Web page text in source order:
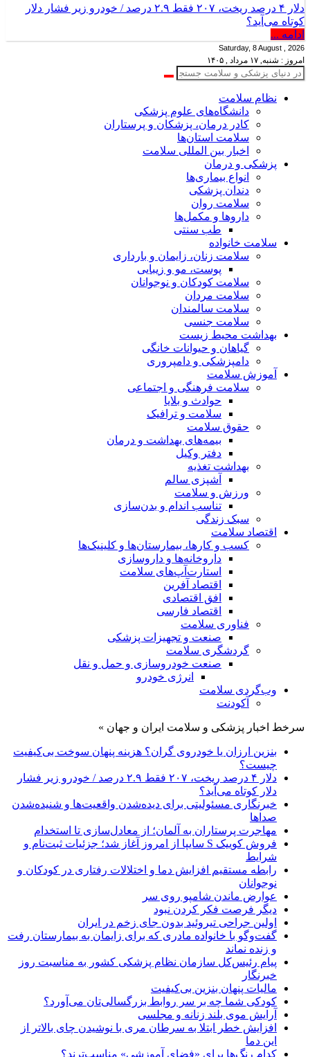
دلار ۴ درصد ریخت، ۲۰۷ فقط ۲.۹ درصد / خودرو زیر فشار دلار
کوتاه می‌آید؟
ادامه ...
Saturday, 8 August , 2026
امروز : شنبه, ۱۷ مرداد , ۱۴۰۵
نظام سلامت
دانشگاه‌های علوم پزشکی
کادر درمان، پزشکان و پرستاران
سلامت استان‌ها
اخبار بین المللی سلامت
پزشکی و درمان
انواع بیماری‌ها
دندان پزشکی
سلامت روان
داروها و مکمل‌ها
طب سنتی
سلامت خانواده
سلامت زنان، زایمان و بارداری
پوست، مو و زیبایی
سلامت کودکان و نوجوانان
سلامت مردان
سلامت سالمندان
سلامت جنسی
بهداشت محیط زیست
گیاهان و حیوانات خانگی
دامپزشکی و دامپروری
آموزش سلامت
سلامت فرهنگی و اجتماعی
حوادث و بلایا
سلامت و ترافیک
حقوق سلامت
بیمه‌های بهداشت و درمان
دفتر وکیل
بهداشت تغذیه
آشپزی سالم
ورزش و سلامت
تناسب اندام و بدن‌سازی
سبک زندگی
اقتصاد سلامت
کسب و کارها، بیمارستان‌ها و کلینیک‌ها
داروخانه‌ها و داروسازی
استارت‌آپ‌های سلامت
اقتصاد آفرین
افق اقتصادی
اقتصاد فارسی
فناوری سلامت
صنعت و تجهیزات پزشکی
گردشگری سلامت
صنعت خودروسازی و حمل و نقل
انرژی خودرو
وب‌گردی سلامت
آکودنت
سرخط اخبار پزشکی و سلامت ایران و جهان »
بنزین ارزان یا خودروی گران؟ هزینه پنهان سوخت بی‌کیفیت
چیست؟
دلار ۴ درصد ریخت، ۲۰۷ فقط ۲.۹ درصد / خودرو زیر فشار
دلار کوتاه می‌آید؟
خبرنگاری مسئولیتی برای دیده‌شدن واقعیت‌ها و شنیده‌شدن
صداها
مهاجرت پرستاران به آلمان؛ از معادل‌سازی تا استخدام
فروش کوییک S سایپا از امروز آغاز شد؛ جزئیات ثبت‌نام و
شرایط
رابطه مستقیم افزایش دما و اختلالات رفتاری در کودکان و
نوجوانان
عوارض ماندن شامپو روی سر
دیگر فرصت فکر کردن نبود
اولین جراحی تیروئید بدون جای زخم در ایران
گفت‌وگو با خانواده مادری که برای زایمان به بیمارستان رفت
و زنده نماند
پیام رئیس‌کل سازمان نظام پزشکی کشور به مناسبت روز
خبرنگار
مالیات پنهان بنزین بی‌کیفیت
کودکی شما چه بر سر روابط بزرگسالی‌تان می‌آورد؟
آرایش موی بلند زنانه و مجلسی
افزایش خطر ابتلا به سرطان مری با نوشیدن چای بالاتر از
این دما
کدام رنگ‌ها برای «فضای آموزشی» مناسب‌ترند؟